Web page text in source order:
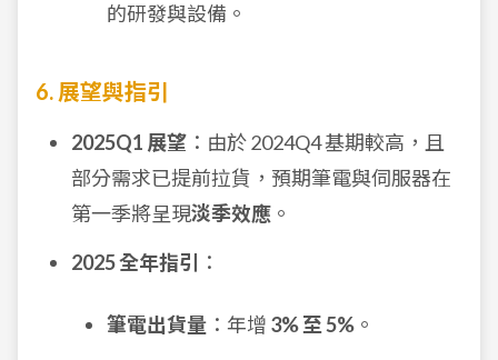
的研發與設備。
6. 展望與指引
2025Q1 展望 ：由於 2024Q4 基期較高，且
部分需求已提前拉貨，預期筆電與伺服器在
第一季將呈現淡季效應 。
2025 全年指引
：
筆電出貨量 ：年增 3% 至 5% 。